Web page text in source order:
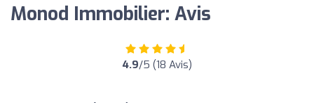
Monod Immobilier: Avis
4.9/5 (18 Avis)